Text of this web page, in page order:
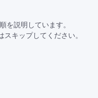
を説明しています。
キップしてください。